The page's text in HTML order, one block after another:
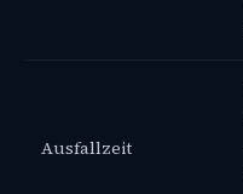
Ausfallzeit